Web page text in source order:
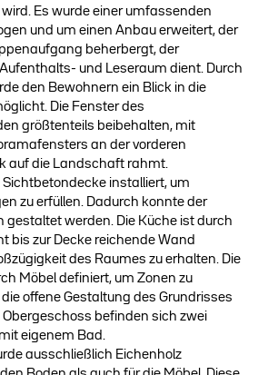
Es wurde einer umfassenden
und um einen Anbau erweitert, der
beherbergt, der
und Leseraum dient. Durch
den Bewohnern ein Blick in die
Die Fenster des
größtenteils beibehalten, mit
an der vorderen
auf die Landschaft rahmt.
Sichtbetondecke installiert, um
zu erfüllen. Dadurch konnte der
gestaltet werden. Die Küche ist durch
bis zur Decke reichende Wand
des Raumes zu erhalten. Die
Möbel definiert, um Zonen zu
offene Gestaltung des Grundrisses
befinden sich zwei
eigenem Bad.
ausschließlich Eichenholz